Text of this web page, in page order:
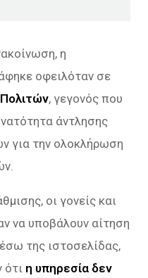
η
οφειλόταν σε
, γεγονός που
άντλησης
για την ολοκλήρωση
οι γονείς και
να υποβάλουν αίτηση
της ιστοσελίδας,
ότι η υπηρεσία δεν